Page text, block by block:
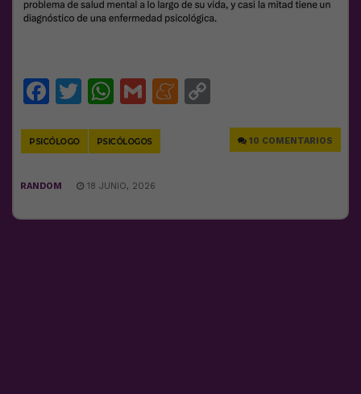
Facebook
Twitter
WhatsApp
GmailMeneame
PSICÓLOGO PSICÓLOGOS 10 COMENTARIOS
RANDOM 18 JUNIO, 2026